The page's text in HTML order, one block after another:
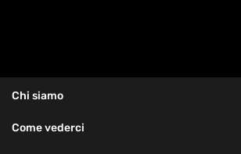
Chi siamo
Come vederci